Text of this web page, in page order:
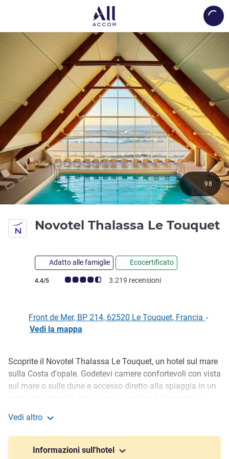
Novotel Thalassa Le Touquet
Adatto alle famiglie Ecocertificato
Giudizio clienti (Valutazione ALL)
4.4/5 3.219 recensioni
98
Front de Mer, BP 214, 62520 Le Touquet, Francia -
Vedi la mappa
Descrizione
Scoprite il Novotel Thalassa Le Touquet, un hotel sul mare
sulla Costa d'opale. Godetevi camere confortevoli con vista
sul mare o sulle dune e accesso diretto alla spiaggia in un
Plage. Attività nelle vicinanze: golf, kitesurf, stand up
paddle, vela su sabbia.
Situato direttamente sull'ampia spiaggia di Le Touquet, il
Vedi altro
Informazioni sull'hotel